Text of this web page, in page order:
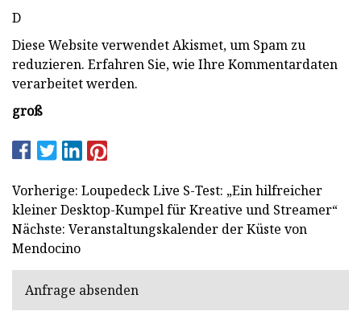
D
Diese Website verwendet Akismet, um Spam zu
reduzieren. Erfahren Sie, wie Ihre Kommentardaten
verarbeitet werden.
groß
Vorherige: Loupedeck Live S-Test: „Ein hilfreicher
kleiner Desktop-Kumpel für Kreative und Streamer“
Nächste: Veranstaltungskalender der Küste von
Mendocino
Anfrage absenden